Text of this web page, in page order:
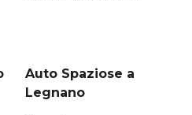
Auto Spaziose a
Legnano